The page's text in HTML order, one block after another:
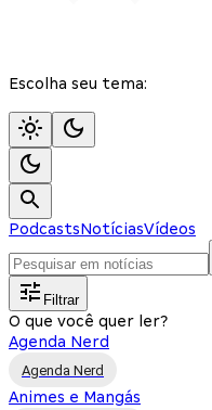
Escolha seu tema:
PodcastsNotíciasVídeos
Filtrar
O que você quer ler?
Agenda Nerd
Agenda Nerd
Animes e Mangás